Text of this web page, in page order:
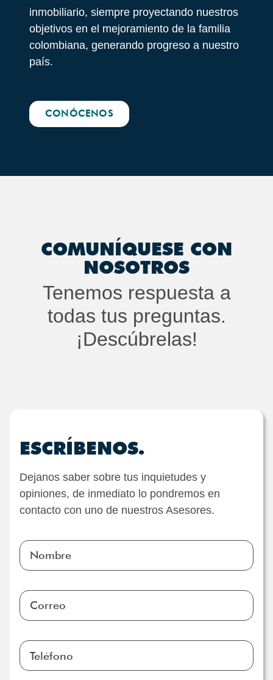
inmobiliario, siempre proyectando nuestros
objetivos en el mejoramiento de la familia
colombiana, generando progreso a nuestro
país.
CONÓCENOS
COMUNÍQUESE CON
NOSOTROS
Tenemos respuesta a
todas tus preguntas.
¡Descúbrelas!
ESCRÍBENOS.
Dejanos saber sobre tus inquietudes y
opiniones, de inmediato lo pondremos en
contacto con uno de nuestros Asesores.